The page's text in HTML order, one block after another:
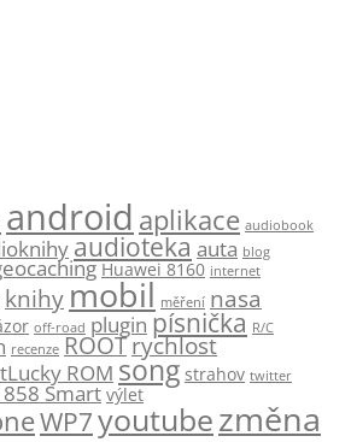
android aplikace audiobook
audioteka auta blog
Huawei 8160 internet
knihy mobil měření nasa
off-road plugin písnička R/C
recenze ROOTrychlost
ROM song strahov twitter
Smart výlet
WP7youtubezměna